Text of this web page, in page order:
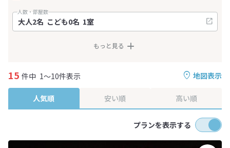
人数・部屋数
もっと見る
地図表示
15 件中 1～10件表示
人気順 安い順 高い順
プランを表示する